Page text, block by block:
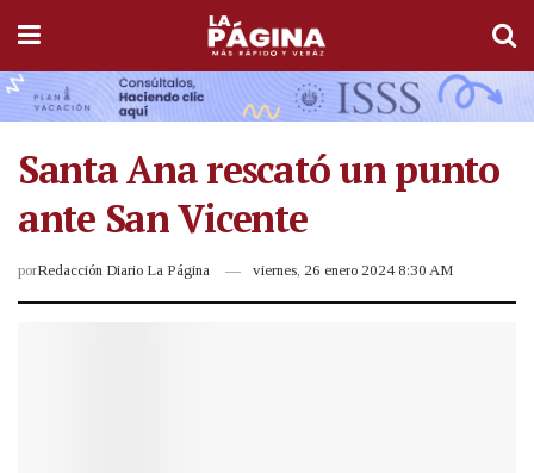
Santa Ana rescató un punto
ante San Vicente
porRedacción Diario La Página viernes, 26 enero 2024 8:30 AM